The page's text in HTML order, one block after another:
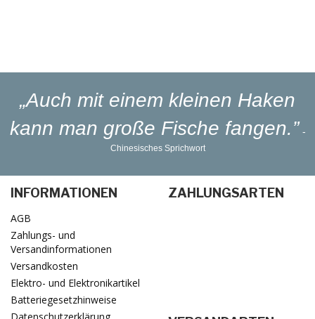
„Auch mit einem kleinen Haken
kann man große Fische fangen.” -
Chinesisches Sprichwort
INFORMATIONEN
AGB
Zahlungs- und
Versandinformationen
Versandkosten
Elektro- und Elektronikartikel
Batteriegesetzhinweise
ZAHLUNGSARTEN